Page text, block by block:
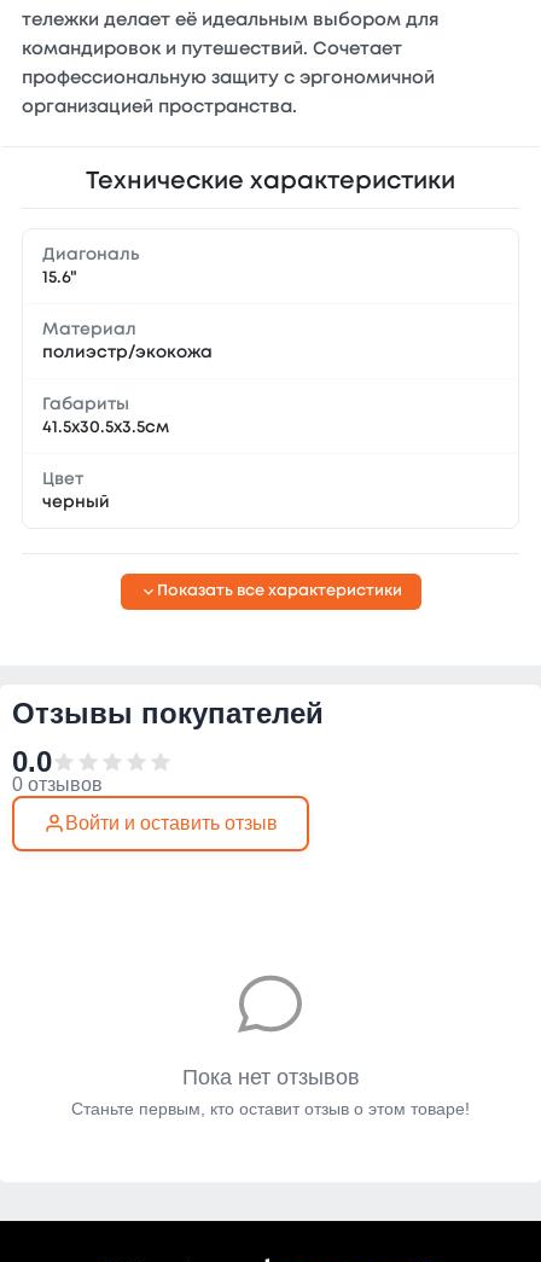
тележки делает её идеальным выбором для
командировок и путешествий. Сочетает
профессиональную защиту с эргономичной
организацией пространства.
Технические характеристики
Диагональ
15.6"
Материал
полиэстр/экокожа
Габариты
41.5х30.5х3.5см
Цвет
черный
Показать все характеристики
Отзывы покупателей
0.0
0 отзывов
Войти и оставить отзыв
Пока нет отзывов
Станьте первым, кто оставит отзыв о этом товаре!